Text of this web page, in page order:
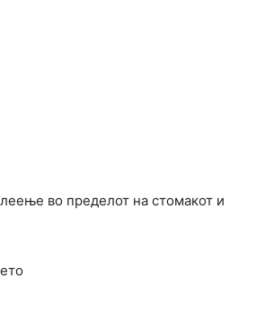
во пределот на стомакот и